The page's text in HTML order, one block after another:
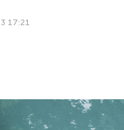
17:21